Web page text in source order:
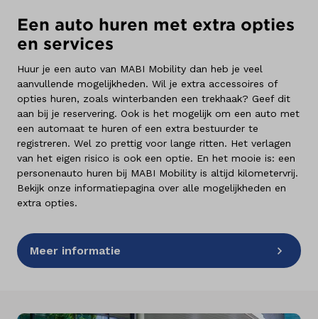
Een auto huren met extra opties
en services
Huur je een auto van MABI Mobility dan heb je veel
aanvullende mogelijkheden. Wil je extra accessoires of
opties huren, zoals winterbanden een trekhaak? Geef dit
aan bij je reservering. Ook is het mogelijk om een auto met
een automaat te huren of een extra bestuurder te
registreren. Wel zo prettig voor lange ritten. Het verlagen
van het eigen risico is ook een optie. En het mooie is: een
personenauto huren bij MABI Mobility is altijd kilometervrij.
Bekijk onze informatiepagina over alle mogelijkheden en
extra opties.
Meer informatie